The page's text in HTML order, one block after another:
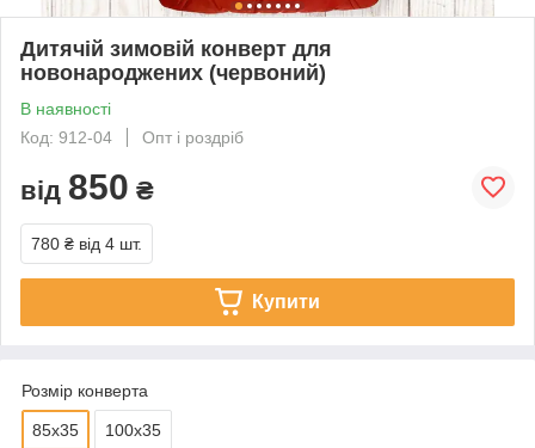
Дитячій зимовій конверт для
новонароджених (червоний)
В наявності
Код: 912-04
Опт і роздріб
від 850 ₴
780 ₴ від 4 шт.
Купити
Розмір конверта
85х35 100х35